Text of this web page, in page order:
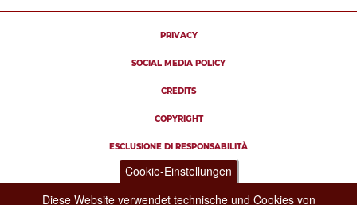
PRIVACY
SOCIAL MEDIA POLICY
CREDITS
COPYRIGHT
ESCLUSIONE DI RESPONSABILITÀ
Cookie-Einstellungen
Diese Website verwendet technische und Cookies von